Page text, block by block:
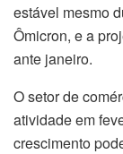
estável mesmo
Ômicron, e a
ante janeiro.
O setor de
atividade em
crescimento